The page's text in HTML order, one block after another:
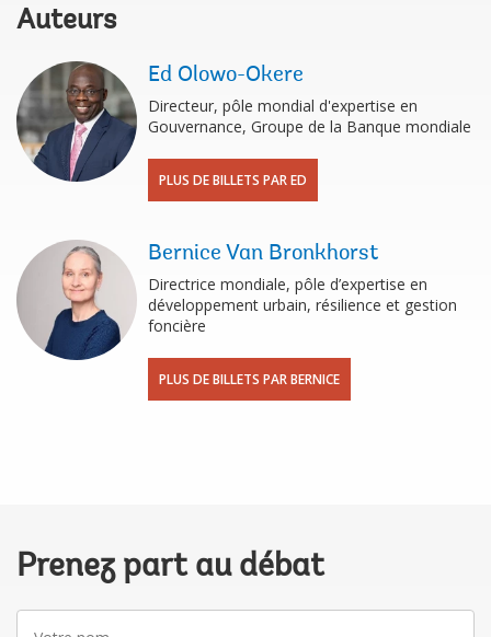
Auteurs
Ed Olowo-Okere
Directeur, pôle mondial d'expertise en
Gouvernance, Groupe de la Banque mondiale
PLUS DE BILLETS PAR ED
Bernice Van Bronkhorst
Directrice mondiale, pôle d’expertise en
développement urbain, résilience et gestion
foncière
PLUS DE BILLETS PAR BERNICE
Prenez part au débat